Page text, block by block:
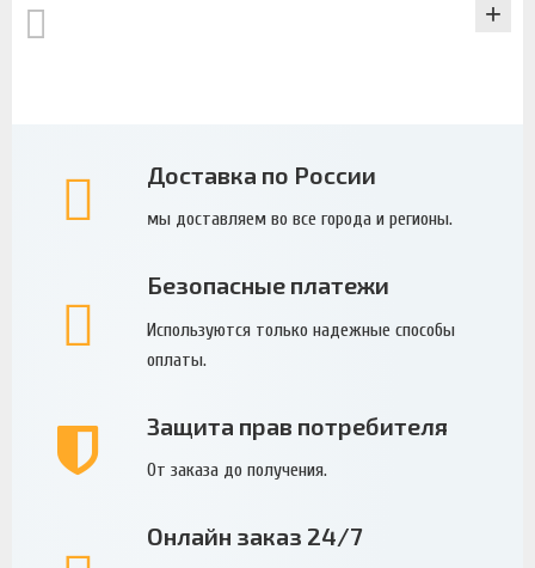
Доставка по России
мы доставляем во все города и регионы.
Безопасные платежи
Используются только надежные способы
оплаты.
Защита прав потребителя
От заказа до получения.
Онлайн заказ 24/7